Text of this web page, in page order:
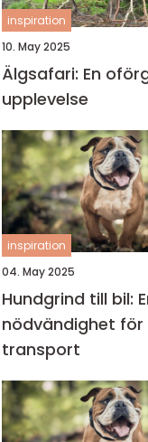
inspiration
10. May 2025
Älgsafari: En
upplevelse
inspiration
04. May 2025
Hundgrind till bil:
nödvändighet för
transport